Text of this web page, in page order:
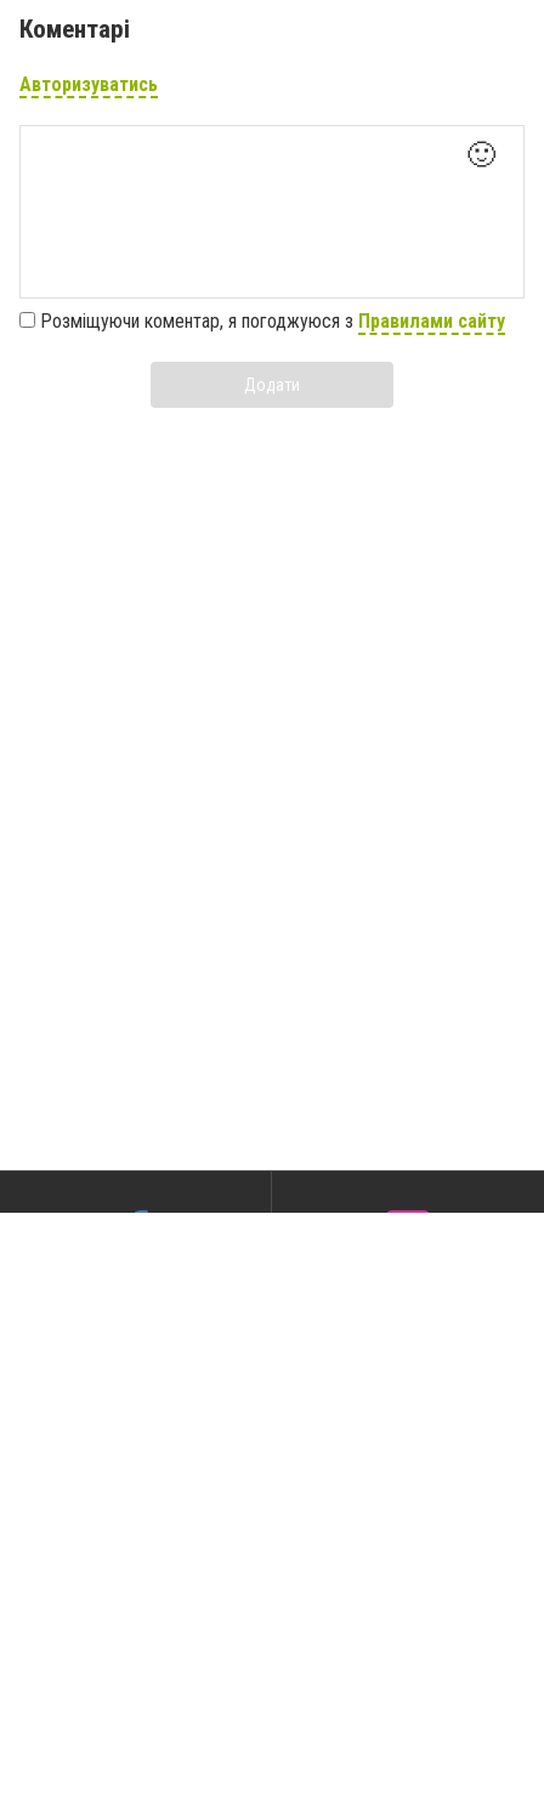
Коментарі
Авторизуватись
🙂
Розміщуючи коментар, я погоджуюся з Правилами сайту
Додати